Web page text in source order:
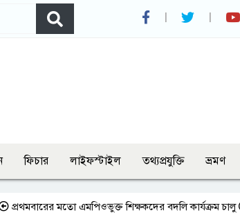
ফিচার লাইফস্টাইল তথ্যপ্রযুক্তি ভ্রমণ
মতো এমপিওভুক্ত শিক্ষকদের বদলি কার্যক্রম চালু